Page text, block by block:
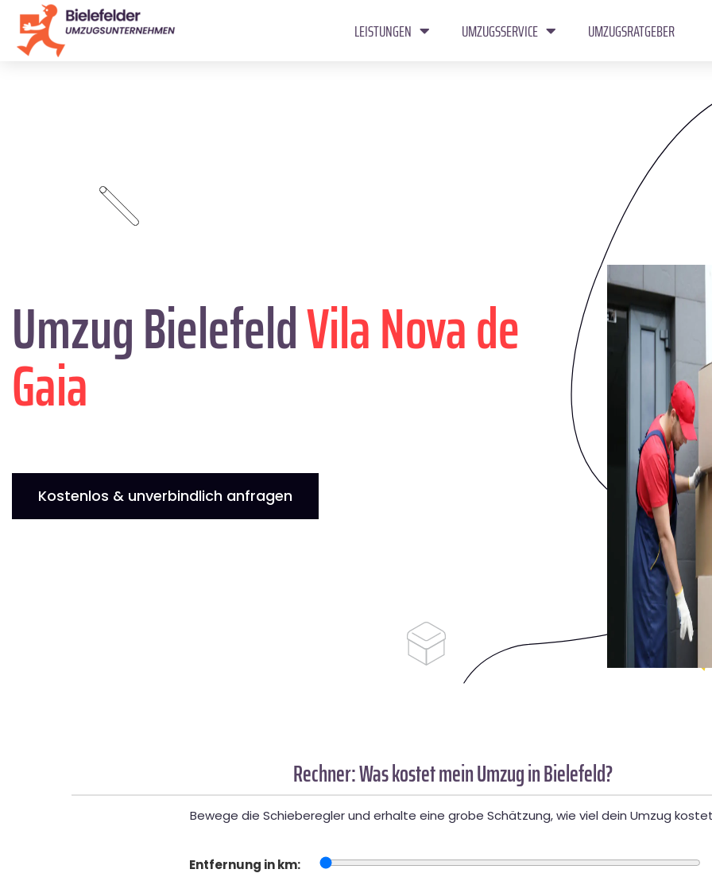
LEISTUNGEN UMZUGSSERVICE UMZUGSRATGEBER
Umzug BielefeldVila Nova de
Gaia
Kostenlos & unverbindlich anfragen
Rechner: Was kostet mein Umzug in Bielefeld?
Bewege die Schieberegler und erhalte eine grobe Schätzung, wie viel dein Umzug
Entfernung in km: